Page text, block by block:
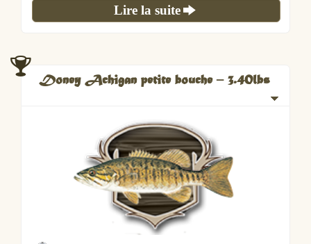
Lire la suite
Doney Achigan petite bouche – 3.40lbs